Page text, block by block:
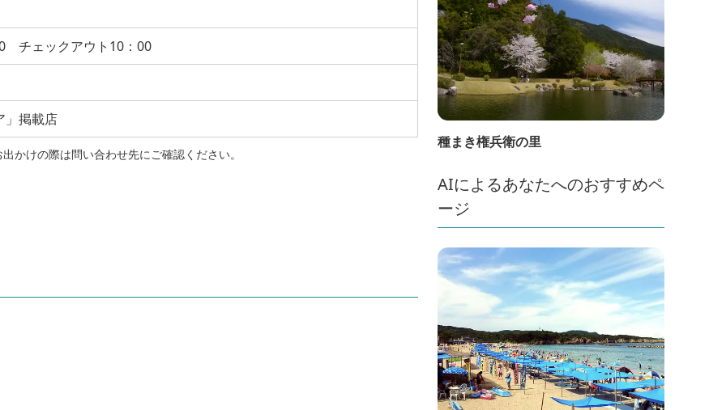
チェックアウト10：00
」掲載店
かけの際は問い合わせ先にご確認ください。
種まき権兵衛の里
AIによるあなたへのおすすめペ
ージ